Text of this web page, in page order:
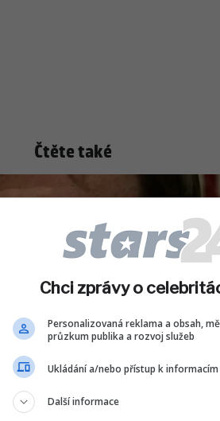
Čtěte také
Chci zprávy o
Personalizovaná reklama a obsah,
průzkum publika a rozvoj služeb
Ukládání a/nebo přístup k
Další informace